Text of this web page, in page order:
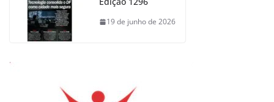
19 de junho de 2026